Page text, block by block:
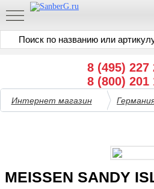
8 (495) 227
8 (800) 201
Интернет магазин
MEISSEN SANDY